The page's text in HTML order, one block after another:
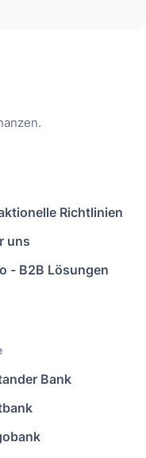
Richtlinien
uns
- B2B Lösungen
Bank